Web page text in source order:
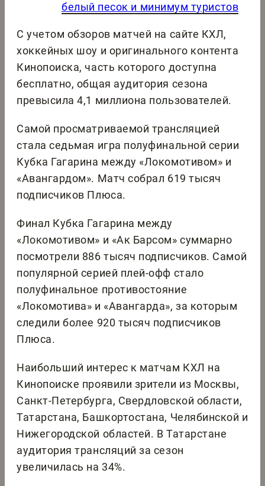
белый песок и минимум туристов
С учетом обзоров матчей на сайте КХЛ,
хоккейных шоу и оригинального контента
Кинопоиска, часть которого доступна
бесплатно, общая аудитория сезона
превысила 4,1 миллиона пользователей.
Самой просматриваемой трансляцией
стала седьмая игра полуфинальной серии
Кубка Гагарина между «Локомотивом» и
«Авангардом». Матч собрал 619 тысяч
подписчиков Плюса.
Финал Кубка Гагарина между
«Локомотивом» и «Ак Барсом» суммарно
посмотрели 886 тысяч подписчиков. Самой
популярной серией плей-офф стало
полуфинальное противостояние
«Локомотива» и «Авангарда», за которым
следили более 920 тысяч подписчиков
Плюса.
Наибольший интерес к матчам КХЛ на
Кинопоиске проявили зрители из Москвы,
Санкт-Петербурга, Свердловской области,
Татарстана, Башкортостана, Челябинской и
Нижегородской областей. В Татарстане
аудитория трансляций за сезон
увеличилась на 34%.